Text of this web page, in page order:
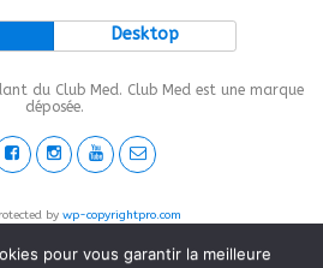
Desktop
du Club Med. Club Med est une marque
déposée.
by wp-copyrightpro.com
pour vous garantir la meilleure